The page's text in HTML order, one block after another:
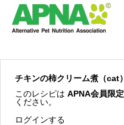
チキンの柿クリーム煮（cat）
このレシピは APNA会員限定
ください。
ログインする